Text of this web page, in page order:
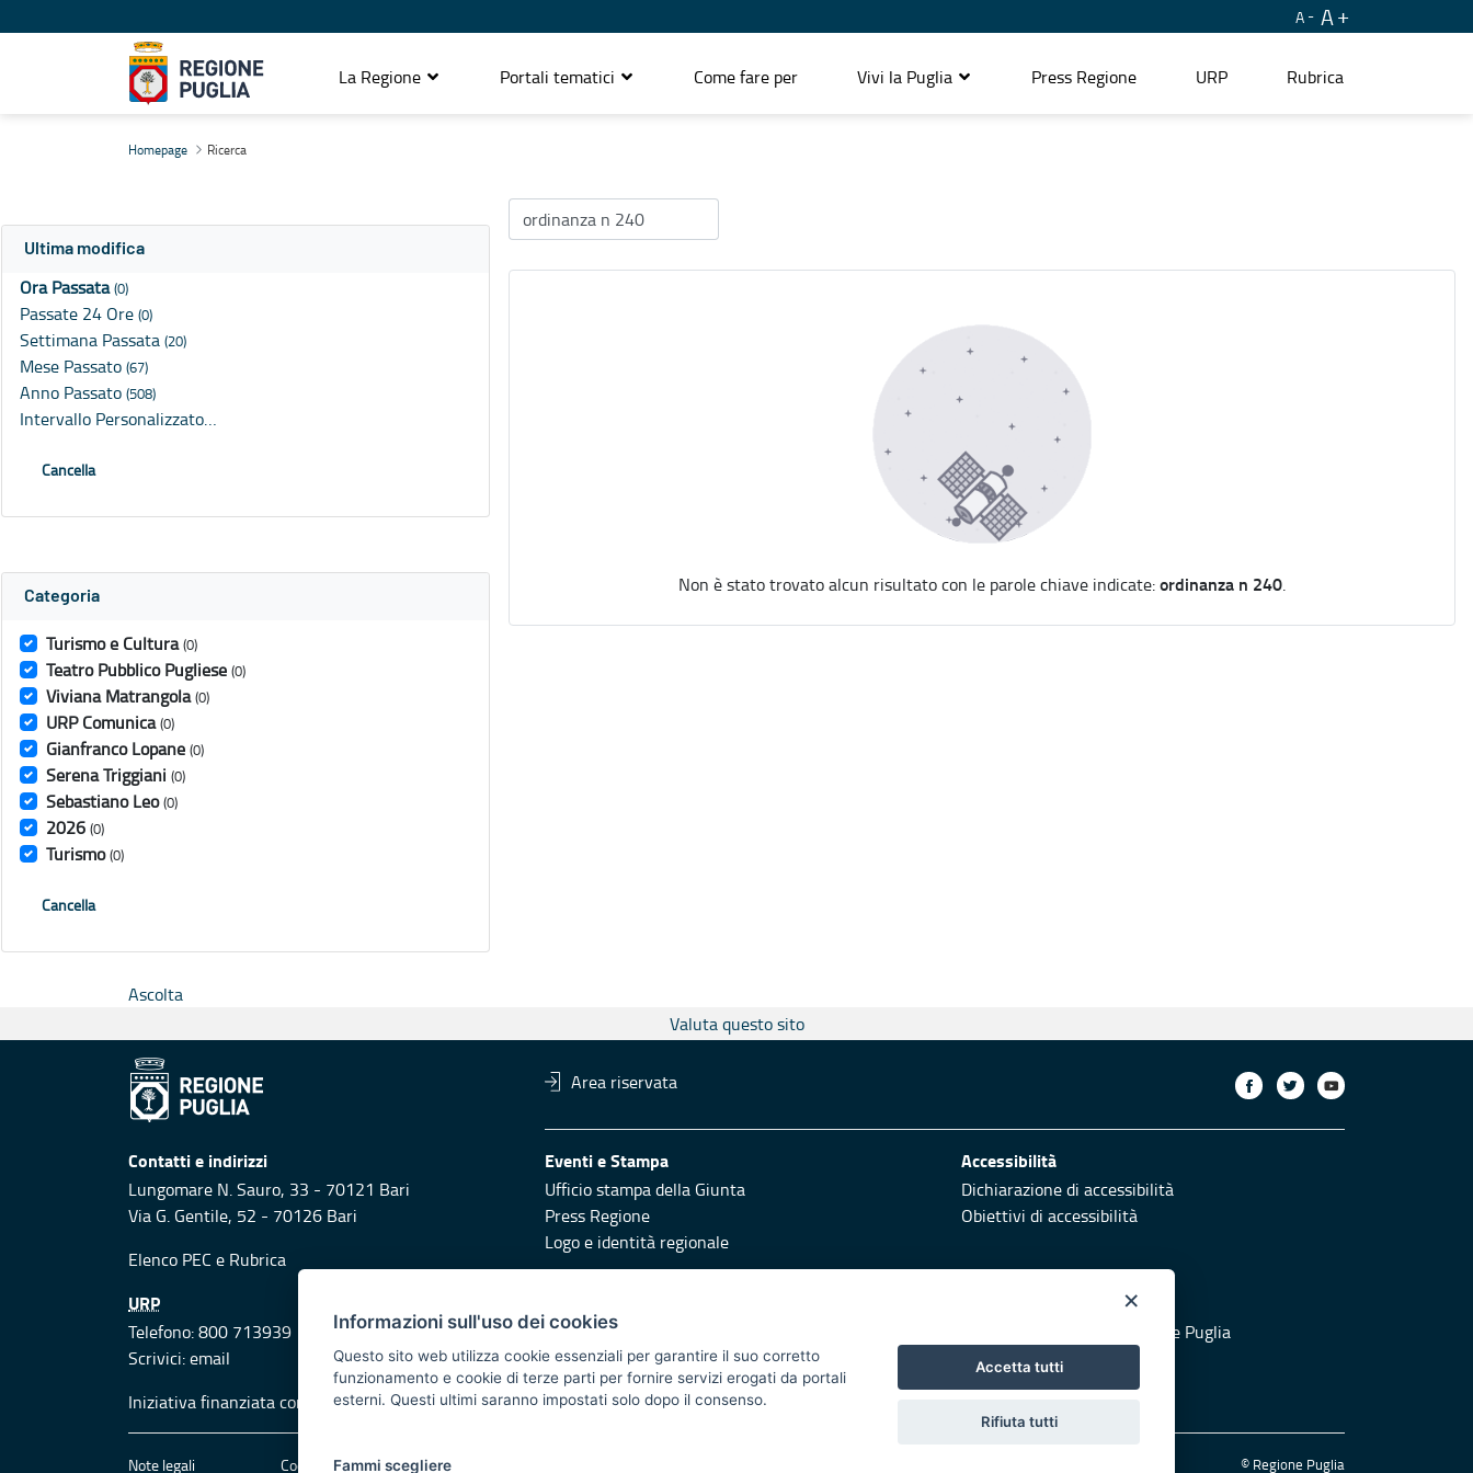
A A
La Regione Portali tematici Come fare per Vivi la Puglia Press Regione URP Rubrica
Homepage Ricerca
Ultima modifica
Ora Passata(0)
Passate 24 Ore (0)
Settimana Passata (20)
Mese Passato (67)
Anno Passato (508)
Intervallo Personalizzato…
Cancella
Categoria
Turismo e Cultura (0)
Teatro Pubblico Pugliese (0)
Viviana Matrangola (0)
URP Comunica (0)
Gianfranco Lopane (0)
Serena Triggiani (0)
Sebastiano Leo (0)
2026 (0)
Turismo (0)
Cancella
Non è stato trovato alcun risultato con le parole chiave indicate:ordinanza n 240.
Ascolta
Valuta questo sito
Area riservata
Contatti e indirizzi
Lungomare N. Sauro, 33 - 70121 Bari
Via G. Gentile, 52 - 70126 Bari
Elenco PEC e Rubrica
Eventi e Stampa
Ufficio stampa della Giunta
Press Regione
Logo e identità regionale
Accessibilità
Dichiarazione di accessibilità
Obiettivi di accessibilità
URP
Telefono: 800 713939
Scrivici:email
Responsabili di pubblicazione Vai al sito di Protezione Civile Puglia
Iniziativa finanziata con risorse del POR Puglia 2014/2020 - Asse XI
Note legali Cookie e privacy © Regione Puglia
×
Informazioni sull'uso dei cookies
Questo sito web utilizza cookie essenziali per garantire il suo corretto
funzionamento e cookie di terze parti per fornire servizi erogati da portali
esterni. Questi ultimi saranno impostati solo dopo il consenso.
Fammi scegliere
Accetta tutti
Rifiuta tutti